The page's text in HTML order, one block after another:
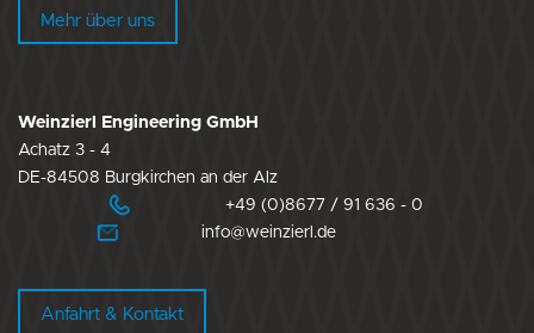
Weinzierl Engineering GmbH
Achatz 3 - 4
DE-84508 Burgkirchen an der Alz
+49 (0)8677 / 91 636 - 0
info@weinzierl.de
Anfahrt & Kontakt
Mehr über uns